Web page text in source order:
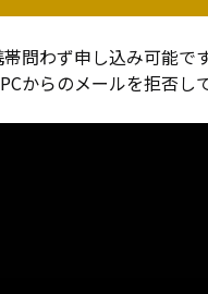
問わず申し込み可能です
からのメールを拒否し